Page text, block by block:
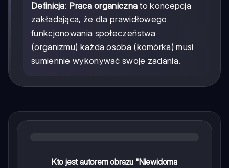
Definicja: Praca organiczna to koncepcja
zakładająca, że dla prawidłowego
funkcjonowania społeczeństwa
(organizmu) każda osoba (komórka) musi
sumiennie wykonywać swoje zadania.
Kto jest autorem obrazu "Niewidoma